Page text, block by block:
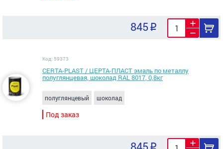
845
Код: 59373
CERTA-PLAST / ЦЕРТА-ПЛАСТ эмаль по металлу
полуглянцевая, шоколад RAL 8017, 0,8кг
полуглянцевый шоколад
Под заказ